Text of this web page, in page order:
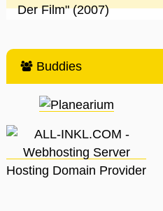
Der Film" (2007)
Buddies